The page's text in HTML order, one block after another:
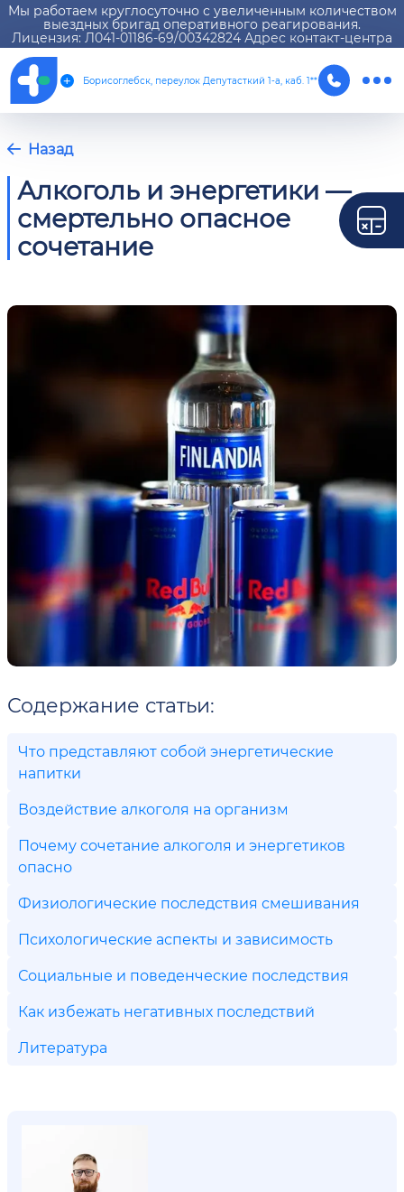
Мы работаем круглосуточно с увеличенным количеством
выездных бригад оперативного реагирования.
Лицензия: Л041-01186-69/00342824 Адрес контакт-центра
Борисоглебск, переулок Депутасткий 1-а, каб. 1**
Назад
Алкоголь и энергетики —
смертельно опасное
сочетание
Содержание статьи:
Что представляют собой энергетические
напитки
Воздействие алкоголя на организм
Почему сочетание алкоголя и энергетиков
опасно
Физиологические последствия смешивания
Психологические аспекты и зависимость
Социальные и поведенческие последствия
Как избежать негативных последствий
Литература